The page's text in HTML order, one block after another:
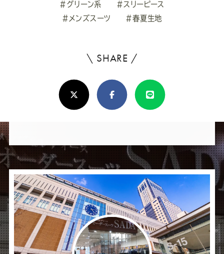
#グリーン系
#スリーピース
#メンズスーツ
#春夏生地
\ SHARE /
ろ
し
け
ば
シ
ェ
ア
し
て
X(Twitter)FacebookLine